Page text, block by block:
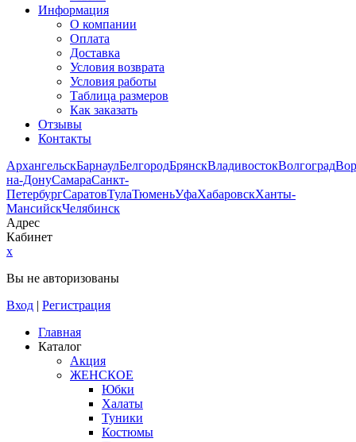
Информация
О компании
Оплата
Доставка
Условия возврата
Условия работы
Таблица размеров
Как заказать
Отзывы
Контакты
АрхангельскБарнаулБелгородБрянскВладивостокВолгоград
на-ДонуСамараСанкт-
ПетербургСаратовТулаТюменьУфаХабаровскХанты-
МансийскЧелябинск
Адрес
Кабинет
x
Вы не авторизованы
Вход | Регистрация
Главная
Каталог
Акция
ЖЕНСКОЕ
Юбки
Халаты
Туники
Костюмы